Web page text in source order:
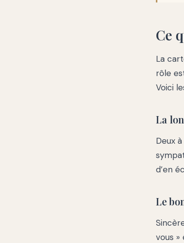
Ce
La
rôle
Voici
La
Deux
d’en
Le
vous »